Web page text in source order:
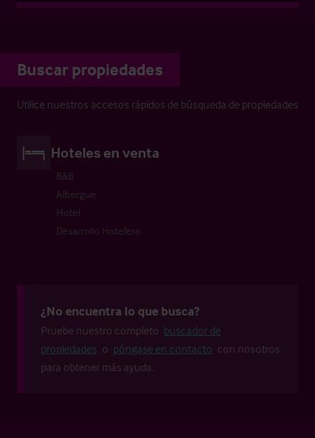
Buscar propiedades
Utilice nuestros accesos rápidos de búsqueda de propiedades
Hoteles en venta
B&B
Albergue
Hotel
Desarrollo Hotelero
¿No encuentra lo que busca?
Pruebe nuestro completo buscador de
propiedades o póngase en contacto con nosotros
para obtener más ayuda.